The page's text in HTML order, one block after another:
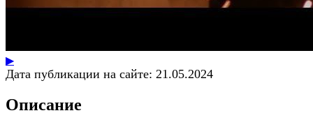
▶
Дата публикации на сайте: 21.05.2024
Описание